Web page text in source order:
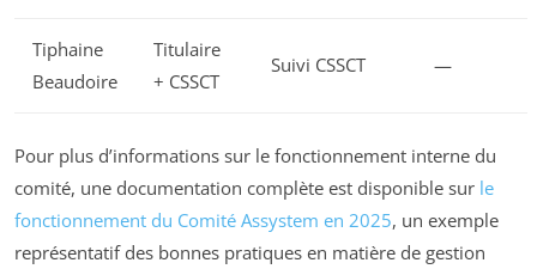
Tiphaine
Beaudoire
Titulaire
+ CSSCT
Suivi CSSCT —
Pour plus d’informations sur le fonctionnement interne du
comité, une documentation complète est disponible sur le
fonctionnement du Comité Assystem en 2025, un exemple
représentatif des bonnes pratiques en matière de gestion